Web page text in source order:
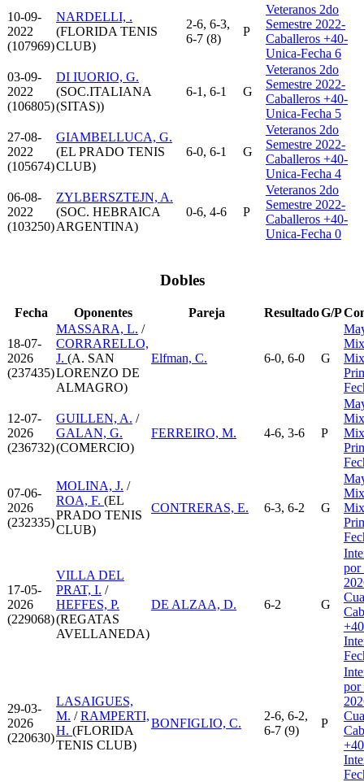
10-09-
2022
(107969)
NARDELLI, .
(FLORIDA TENIS
CLUB)
2-6, 6-3,
6-7 (8)
P
Veteranos 2do
Semestre 2022-
Caballeros +40-
Unica-Fecha 6
03-09-
2022
(106805)
DI IUORIO, G.
(SOC.ITALIANA
(SITAS))
6-1, 6-1 G
Veteranos 2do
Semestre 2022-
Caballeros +40-
Unica-Fecha 5
27-08-
2022
(105674)
GIAMBELLUCA, G.
(EL PRADO TENIS
CLUB)
6-0, 6-1 G
Veteranos 2do
Semestre 2022-
Caballeros +40-
Unica-Fecha 4
06-08-
2022
(103250)
ZYLBERSZTEJN, A.
(SOC. HEBRAICA
ARGENTINA)
0-6, 4-6 P
Veteranos 2do
Semestre 2022-
Caballeros +40-
Unica-Fecha 0
Dobles
Fecha Oponentes Pareja ResultadoG/P
18-07-
2026
(237435)
MASSARA, L. /
CORRARELLO,
J. (A. SAN
LORENZO DE
ALMAGRO)
Elfman, C. 6-0, 6-0 G
12-07-
2026
(236732)
GUILLEN, A. /
GALAN, G.
(COMERCIO)
FERREIRO, M. 4-6, 3-6 P
07-06-
2026
(232335)
MOLINA, J. /
ROA, F. (EL
PRADO TENIS
CLUB)
CONTRERAS, E. 6-3, 6-2 G
17-05-
2026
(229068)
VILLA DEL
PRAT, I. /
HEFFES, P.
(REGATAS
AVELLANEDA)
DE ALZAA, D. 6-2 G
por
29-03-
2026
(220630)
LASAIGUES,
M. /RAMPERTI,
H. (FLORIDA
TENIS CLUB)
BONFIGLIO, C.
2-6, 6-2,
6-7 (9)
P
por